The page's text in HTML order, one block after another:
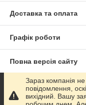
Доставка та оплата
Графік роботи
Повна версія сайту
Сайт створено на
Зараз компанія
повідомлення,
вихідний. Вашу